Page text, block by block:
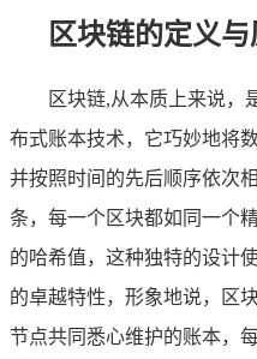
区块链的定义
区块链,从本质上来说，
布式账本技术，它巧妙地将
并按照时间的先后顺序依次
条，每一个区块都如同一个
的哈希值，这种独特的设计
的卓越特性，形象地说，区
节点共同悉心维护的账本，